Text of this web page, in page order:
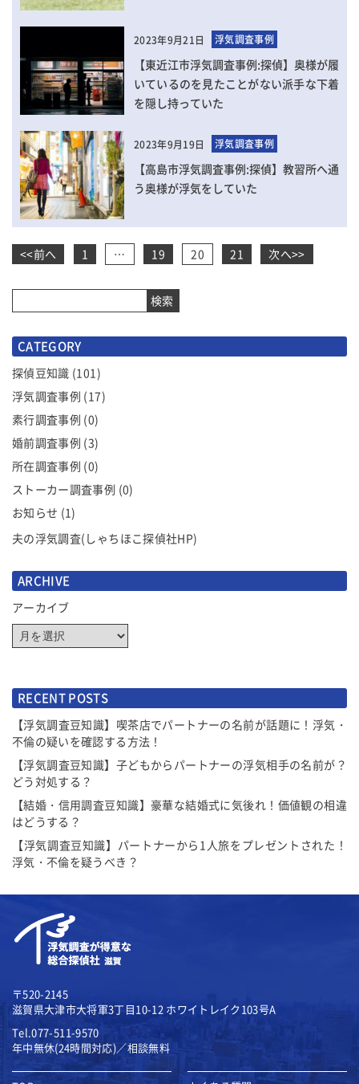
2023年9月21日 浮気調査事例
【東近江市浮気調査事例:探偵】奥様が履
いているのを見たことがない派手な下着
を隠し持っていた
2023年9月19日 浮気調査事例
【高島市浮気調査事例:探偵】教習所へ通
う奥様が浮気をしていた
ペ
ー
ゲ
ー
シ
ョ
ン
<<前へ 1 … 19 20 21 次へ>>
検索
CATEGORY
探偵豆知識 (101)
浮気調査事例 (17)
素行調査事例 (0)
婚前調査事例 (3)
所在調査事例 (0)
ストーカー調査事例 (0)
お知らせ (1)
夫の浮気調査(しゃちほこ探偵社HP)
ARCHIVE
アーカイブ
RECENT POSTS
【浮気調査豆知識】喫茶店でパートナーの名前が話題に！浮気・
不倫の疑いを確認する方法！
【浮気調査豆知識】子どもからパートナーの浮気相手の名前が？
どう対処する？
【結婚・信用調査豆知識】豪華な結婚式に気後れ！価値観の相違
はどうする？
【浮気調査豆知識】パートナーから1人旅をプレゼントされた！
浮気・不倫を疑うべき？
〒520-2145
滋賀県大津市大将軍3丁目10-12 ホワイトレイク103号A
Tel.077-511-9570
年中無休(24時間対応)／相談無料